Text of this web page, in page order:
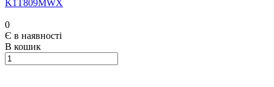
K1T809MWX
0
Є в наявності
В кошик